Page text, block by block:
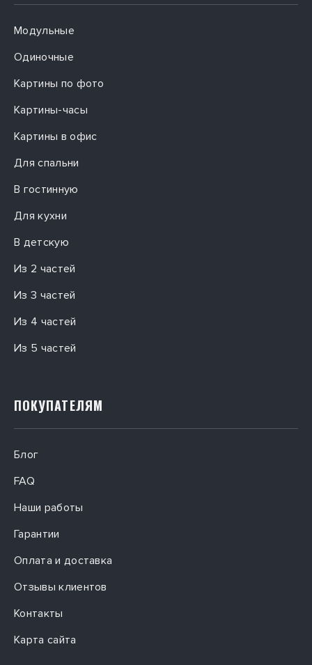
Модульные
Одиночные
Картины по фото
Картины-часы
Картины в офис
Для спальни
В гостинную
Для кухни
В детскую
Из 2 частей
Из 3 частей
Из 4 частей
Из 5 частей
ПОКУПАТЕЛЯМ
Блог
FAQ
Наши работы
Гарантии
Оплата и доставка
Отзывы клиентов
Контакты
Карта сайта